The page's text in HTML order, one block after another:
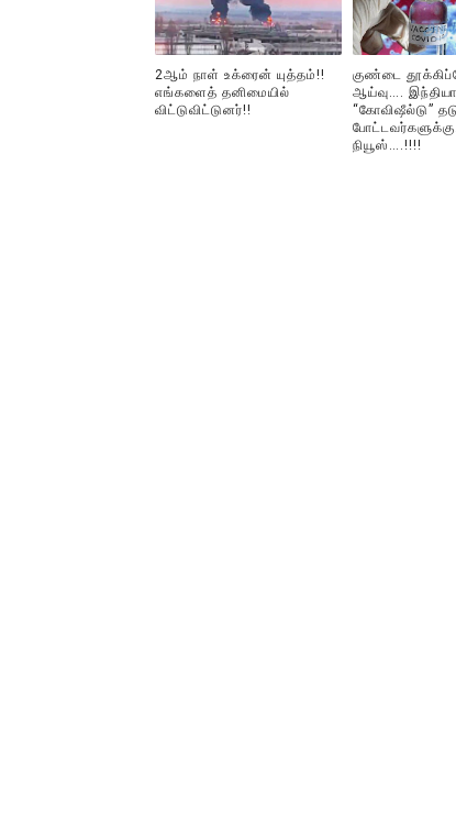
2ஆம் நாள் உக்ரைன் யுத்தம்!!
எங்களைத் தனிமையில்
விட்டுவிட்டுனர்!!
குண்டை
ஆய்வு….
“கோவிஷீல்டு”
நியூஸ்….!!!!